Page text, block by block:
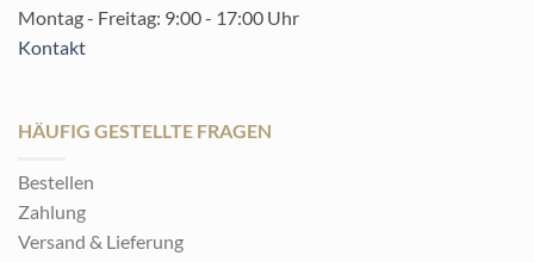
Montag - Freitag: 9:00 - 17:00 Uhr
Kontakt
HÄUFIG GESTELLTE FRAGEN
Bestellen
Zahlung
Versand & Lieferung